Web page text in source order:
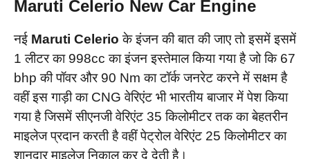
Maruti Celerio New Car Engine
नई Maruti Celerio के इंजन की बात की जाए तो इसमें इसमें
1 लीटर का 998cc का इंजन इस्तेमाल किया गया है जो कि 67
bhp की पॉवर और 90 Nm का टॉर्क जनरेट करने में सक्षम है
वहीं इस गाड़ी का CNG वेरिएंट भी भारतीय बाजार में पेश किया
गया है जिसमें सीएनजी वेरिएंट 35 किलोमीटर तक का बेहतरीन
माइलेज प्रदान करती है वहीं पेट्रोल वेरिएंट 25 किलोमीटर का
शानदार माइलेज निकाल कर दे देती है।